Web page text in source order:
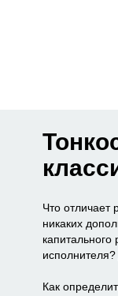
Что
никаких
исполнителя?
Как